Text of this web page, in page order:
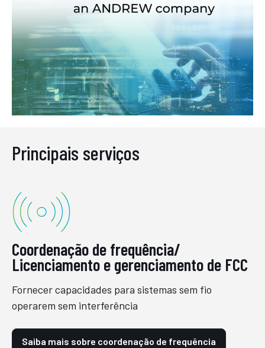
Principais serviços
Coordenação de frequência/
Licenciamento e gerenciamento de FCC
Fornecer capacidades para sistemas sem fio
operarem sem interferência
Saiba mais sobre coordenação de frequência